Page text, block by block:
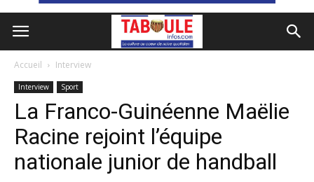
Accueil Interview
Interview Sport
La Franco-Guinéenne Maëlie
Racine rejoint l’équipe
nationale junior de handball